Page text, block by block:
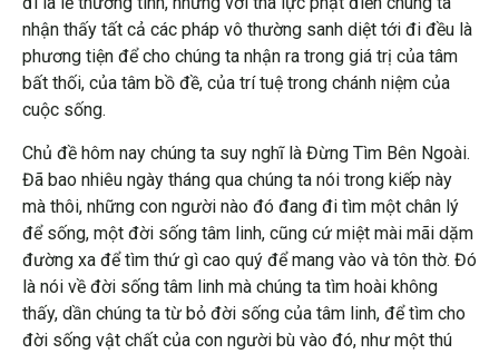
nhận thấy tất cả các pháp vô thường sanh diệt tới đi đều là
phương tiện để cho chúng ta nhận ra trong giá trị của tâm
bất thối, của tâm bồ đề, của trí tuệ trong chánh niệm của
cuộc sống.
Chủ đề hôm nay chúng ta suy nghĩ là Đừng Tìm Bên Ngoài.
Đã bao nhiêu ngày tháng qua chúng ta nói trong kiếp này
mà thôi, những con người nào đó đang đi tìm một chân lý
để sống, một đời sống tâm linh, cũng cứ miệt mài mãi dặm
đường xa để tìm thứ gì cao quý để mang vào và tôn thờ. Đó
là nói về đời sống tâm linh mà chúng ta tìm hoài không
thấy, dần chúng ta từ bỏ đời sống của tâm linh, để tìm cho
đời sống vật chất của con người bù vào đó, như một thú